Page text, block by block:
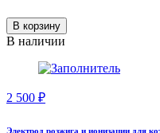
В корзину
В наличии
2 500 ₽
Электрод розжига и ионизации для